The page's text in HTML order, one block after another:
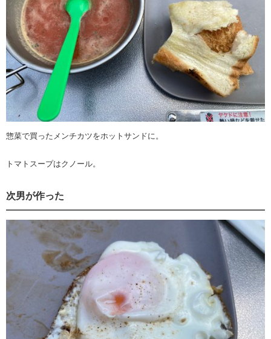
惣菜で買ったメンチカツをホットサンドに。
トマトスープはクノール。
次男が作った